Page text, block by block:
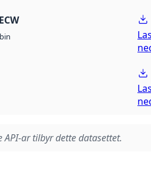
bin
API-ar tilbyr dette datasettet.